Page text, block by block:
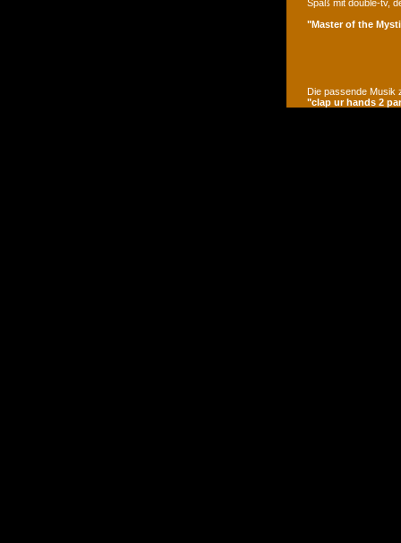
Spaß mit double-tv,
"Master of the
Die passende Musik
"clap ur hands 2